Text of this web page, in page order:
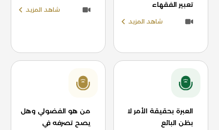
تعبير الفقهاء
شاهد المزيد
شاهد المزيد
العبرة بحقيقة الأمر لا
بظن البائع
من هو الفضولي وهل
يصح تصرفه في